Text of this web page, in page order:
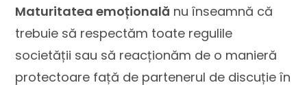
Maturitatea emoțională nu înseamnă că
trebuie să respectăm toate regulile
societății sau să reacționăm de o manieră
protectoare față de partenerul de discuție în